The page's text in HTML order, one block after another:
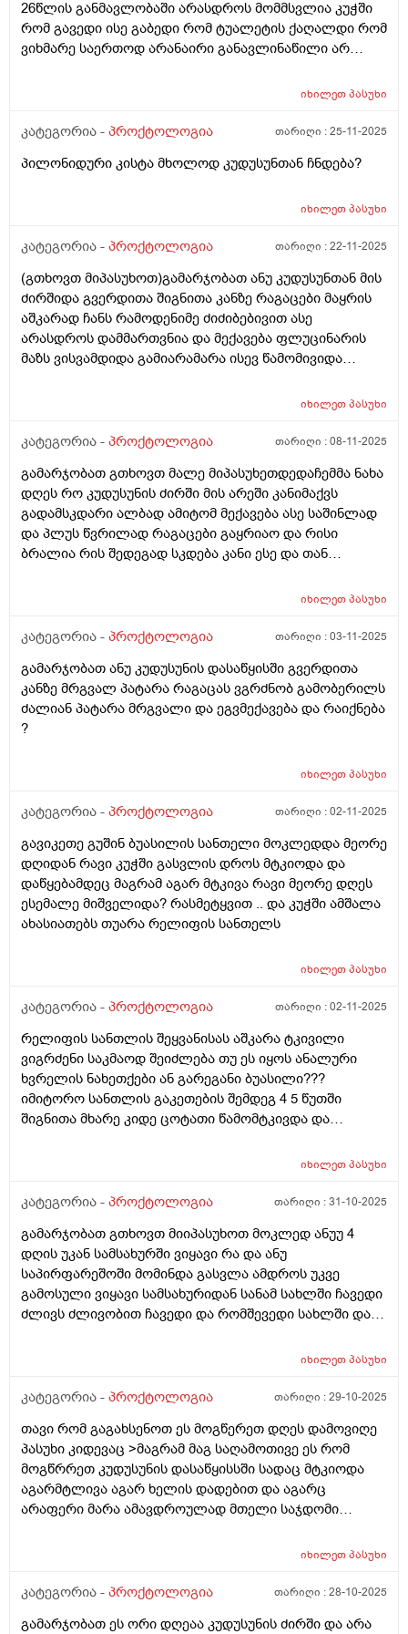
არც სისხლიანი არმაქვს განავალი ეს ალბად დიდხანს
შეკრულობის ბრალია თუ ვიტამინს რომელსაც ვიღებ
მულტივიტაკინებს ამვილაბისას რომელიც ასევე შავი
მტკივა არა ანალური ხვრელი არამედ ანალური
დასაწყისი სადაც იწყება იქ და მაქვს ქავილი
შესაძლოა ბუასილიც გამიღიზიანა და არის თუარა
ისეთი სანთელი რომელიც ექიმის გარეშე შემიძლია
გარეშეც შეგიძკია გაიკეთოვო მაგრამ სახელი აგარ
26წლის განმავლობაში არასდროს მომმსვლია კუჭში
რომ გავედი ისე გაბედი რომ ტუალეტის ქაღალდი რომ
ვიხმარე საერთოდ არანაირი განავლინაწილი არ
ოდნავი მცირე განავალიც კი არ დარჩა გაღალდზე
გაოგნებული დავრჩი თითქოს კუჭშიარცგასულხარო
თქო მარაა თითზეც არანაირი განავლის ნასახი არ
საშიში ხოარა ან რას ნიშნავს ეს ან ბუასილის
იხილეთპასუხი
კატეგორია - პროქტოლოგია თარიღი :25-11-2025
პილონიდური კისტა მხოლოდ კუდუსუნთან ჩნდება?
იხილეთპასუხი
კატეგორია - პროქტოლოგია თარიღი :22-11-2025
(გთხოვთ მიპასუხოთ)გამარჯობათ ანუ კუდუსუნთან მის
ძირშიდა გვერდითა შიგნითა კანზე რაგაცები მაყრის
აშკარად ჩანს რამოდენიმე ძიძიბებივით ასე
არასდროს დამმართვნია და მექავება ფლუცინარის
მაზს ვისვამდიდა გამიარამარა ისევ წამომივიდა
გამიარამარა ისევ წამოვიდა დილითაც და
საწმენდითაც ვიწმენდავ მარა შეილება ბევრჯერ
სხვა რაიმის მიმანიშნებელი ხომ არაა .. ასევე
დუნდულების ბოლოში დასაწყისში არა ანუ
კუდუსუნთან არა ბოლოში სადაც ბოდიშით და
ყვერების პარი იწყება იქ მუდვიმად მიღიზიანდება კანი
და გამობურცული მაქ თითქოს თურმანიძე
მომენტშირომ ვიწმენდავ მედება რაგაც გამობურცული
ტკივილი როცა სუფთად ვარ მაგრამ მომენტებში
ვგრძნობ ხოლმე რომ რაგაც მედება იმადგილში
სადაც აგიხწერეთ და არვიცი დაზუსტებით თუარა
მაგრამ ისე მახსოვს რომ ბავშობიდან ასე მაქვს და
ადრეც ბევრჯერ მომსვლია მსგავსი შემთხვევა
იხილეთპასუხი
კატეგორია - პროქტოლოგია თარიღი :08-11-2025
გამარჯობათ გთხოვთ მალე მიპასუხეთდედაჩემმა ნახა
დღეს რო კუდუსუნის ძირში მის არეში კანიმაქვს
გადამსკდარი ალბად ამიტომ მექავება ასე საშინლად
და პლუს წვრილად რაგაცები გაყრიაო და რისი
ბრალია რის შედეგად სკდება კანი ესე და თან
იხილეთპასუხი
კატეგორია - პროქტოლოგია თარიღი :03-11-2025
გამარჯობათ ანუ კუდუსუნის დასაწყისში გვერდითა
კანზე მრგვალ პატარა რაგაცას ვგრძნობ გამობერილს
ძალიან პატარა მრგვალი და ეგვმექავება და რაიქნება
?
იხილეთპასუხი
კატეგორია - პროქტოლოგია თარიღი :02-11-2025
გავიკეთე გუშინ ბუასილის სანთელი მოკლედდა მეორე
დღიდან რავი კუჭში გასვლის დროს მტკიოდა და
დაწყებამდეც მაგრამ აგარ მტკივა რავი მეორე დღეს
ესემალე მიშველიდა? რასმეტყვით .. და კუჭში ამშალა
ახასიათებს თუარა რელიფის სანთელს
იხილეთპასუხი
კატეგორია - პროქტოლოგია თარიღი :02-11-2025
რელიფის სანთლის შეყვანისას აშკარა ტკივილი
ვიგრძენი საკმაოდ შეიძლება თუ ეს იყოს ანალური
ხვრელის ნახეთქები ან გარეგანი ბუასილი???
იმიტორო სანთლის გაკეთების შემდეგ 4 5 წუთში
შიგნითა მხარე კიდე ცოტათი წამომტკივდა და
გარეთ დარჩა ჯერ პირველი სანთელი გავიკეთე
იხილეთპასუხი
კატეგორია - პროქტოლოგია თარიღი :31-10-2025
გამარჯობათ გთხოვთ მიიპასუხოთ მოკლედ ანუუ 4
დღის უკან სამსახურში ვიყავი რა და ანუ
საპირფარეშოში მომინდა გასვლა ამდროს უკვე
გამოსული ვიყავი სამსახურიდან სანამ სახლში ჩავედი
ძლივს ძლივობით ჩავედი და რომშევედი სახლში და
მისმერე დამეწყო ტკივილები ვისვამ თურმანიძის
ანალურ ხვრელზე იმიტორო მგონი შედეგი არ მაქვს
გავდივარ 30 წუთში ისევ მინდება და მოენტებში
ოღონდ სულარა როცა ისევ მადგება ბოდიშით და
განავალი ისევ მტკივდება რომ მაწვება მაგრამ კუჭში
გასვლის მერე ტკივილები მიქრება ტკივილი ძააალიან
ძლიერიარ არის მაგრამ ვგრძნობ მოკლედ ტკივილს...
პირველად სამსახურიდან რომ გამოვედი მაშინ
კუჭში რომ გავედი მტკივნეული იყო თქო ამისმერე
გაგრძელება რამე შუაშია ამასთან რამე
იხილეთპასუხი
კატეგორია - პროქტოლოგია თარიღი :29-10-2025
თავი რომ გაგახსენოთ ეს მოგწერეთ დღეს დამოვიღე
პასუხი კიდევაც >მაგრამ მაგ საღამოთივე ეს რომ
მოგწრრეთ კუდუსუნის დასაწყისსში სადაც მტკიოდა
აგარმტლივა აგარ ხელის დადებით და აგარც
არაფერი მარა ამავდროულად მთელი საჯდომი
დუნდულებზე და შიგნითა ნაწილში ასევე კუჭში 5 ჯერ
გასვლას ადრე ვიყავიასე და ახლაც ასე ვარ
ვისვამ თურმანიძის.. რაიმე ძლიერ ანთებას ხომარ
იხილეთპასუხი
კატეგორია - პროქტოლოგია თარიღი :28-10-2025
გამარჯობათ ეს ორი დღეაა კუდუსუნის ძირში და არა